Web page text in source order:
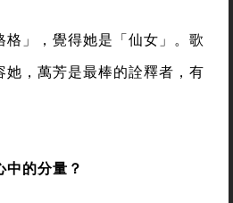
格」，覺得她是「仙女」。歌
，萬芳是最棒的詮釋者，有
中的分量？